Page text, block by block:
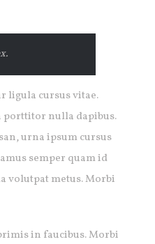
ligula cursus vitae.
porttitor nulla dapibus.
urna ipsum cursus
semper quam id
volutpat metus. Morbi
in faucibus. Morbi